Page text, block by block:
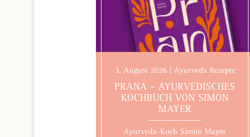
3. August 2026 | Ayurveda Rezepte
PRANA – AYURVEDISCHES
KOCHBUCH VON SIMON
MAYER
Ayurveda-Koch Simon Mayer